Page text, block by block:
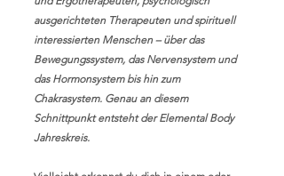
ausgerichteten Therapeuten und spirituell
interessierten Menschen – über das
Bewegungssystem, das Nervensystem und
das Hormonsystem bis hin zum
Chakrasystem. Genau an diesem
Schnittpunkt entsteht der Elemental Body
Jahreskreis.